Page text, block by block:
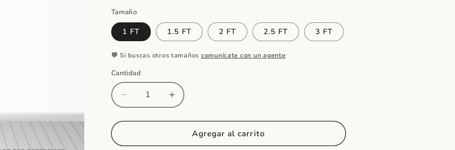
Tamaño
1 FT 1.5 FT 2 FT 2.5 FT 3 FT
💬 Si buscas otros tamaños comunícate con un agente
Cantidad
Reducir
cantidad
para
en
Aumentar
cantidad
para
Personaje
en
Agregar al carrito